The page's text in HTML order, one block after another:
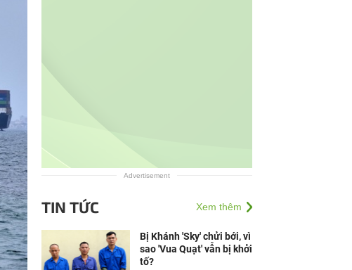
Advertisement
TIN TỨC Xem thêm
Bị Khánh 'Sky' chửi bới, vì
sao 'Vua Quạt' vẫn bị khởi
tố?